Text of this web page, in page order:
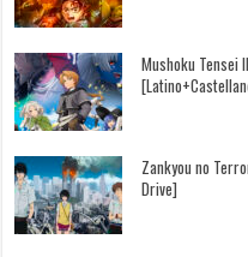
Mushoku Tensei
Zankyou no
Drive]